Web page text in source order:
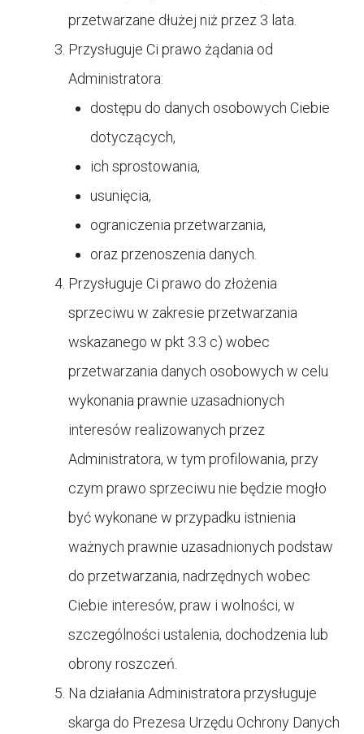
przetwarzane dłużej niż przez 3 lata.
Przysługuje Ci prawo żądania od
Administratora:
dostępu do danych osobowych Ciebie
dotyczących,
ich sprostowania,
usunięcia,
ograniczenia przetwarzania,
oraz przenoszenia danych.
Przysługuje Ci prawo do złożenia
sprzeciwu w zakresie przetwarzania
wskazanego w pkt 3.3 c) wobec
przetwarzania danych osobowych w celu
wykonania prawnie uzasadnionych
interesów realizowanych przez
Administratora, w tym profilowania, przy
czym prawo sprzeciwu nie będzie mogło
być wykonane w przypadku istnienia
ważnych prawnie uzasadnionych podstaw
do przetwarzania, nadrzędnych wobec
Ciebie interesów, praw i wolności, w
szczególności ustalenia, dochodzenia lub
obrony roszczeń.
Na działania Administratora przysługuje
skarga do Prezesa Urzędu Ochrony Danych